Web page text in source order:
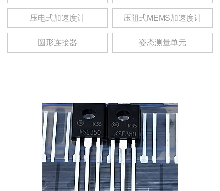
压电式加速度计 压阻式MEMS加速度计
圆形连接器 姿态测量单元